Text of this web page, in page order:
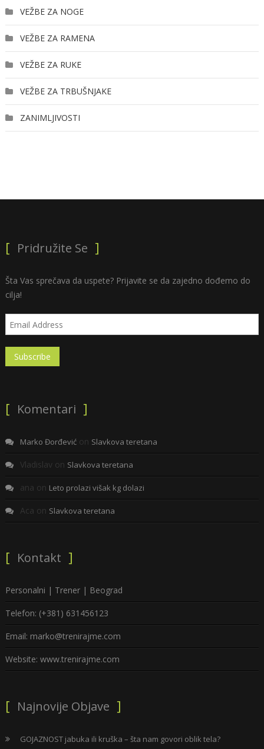
VEŽBE ZA NOGE
VEŽBE ZA RAMENA
VEŽBE ZA RUKE
VEŽBE ZA TRBUŠNJAKE
ZANIMLJIVOSTI
Pridružite Se
Šta Vas sprečava da uspete? Prijavite se da zajedno dođemo do
cilja!
Komentari
Marko Đorđevićon Slavkova teretana
Vladislav on Slavkova teretana
ana on Leto prolazi višak kg dolazi
Aca on Slavkova teretana
Kontakt
Personalni | Trener | Beograd
Telefon: (+381) 631456123
Email: marko@trenirajme.com
Website: www.trenirajme.com
Najnovije Objave
GOJAZNOST jabuka ili kruška – šta nam govori oblik tela?